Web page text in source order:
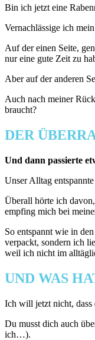
Bin ich jetzt eine
Vernachlässige ich
Auf der einen Seite,
nur eine gute Zeit zu
Aber auf der anderen
Auch nach meiner
braucht?
DER
Und dann passierte
Unser Alltag
Überall hörte ich
empfing mich bei
So entspannt wie in
verpackt, sondern ich
weil ich nicht im
UND WAS
Ich will jetzt nicht, dass
Du musst dich auch
ich…).